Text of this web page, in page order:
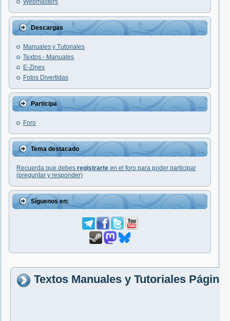
Webmasters
Descargas
Manuales y Tutoriales
Textos - Manuales
E-Zines
Fotos Divertidas
Participa
Foro
Tema destacado
Recuerda que debes registrarte en el foro para poder participar
(preguntar y responder)
Síguenos en:
Textos Manuales y Tutoriales Página